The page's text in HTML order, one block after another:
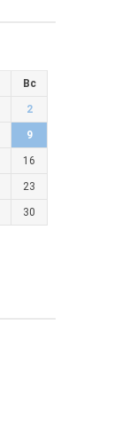
Вс
2
9
16
23
30